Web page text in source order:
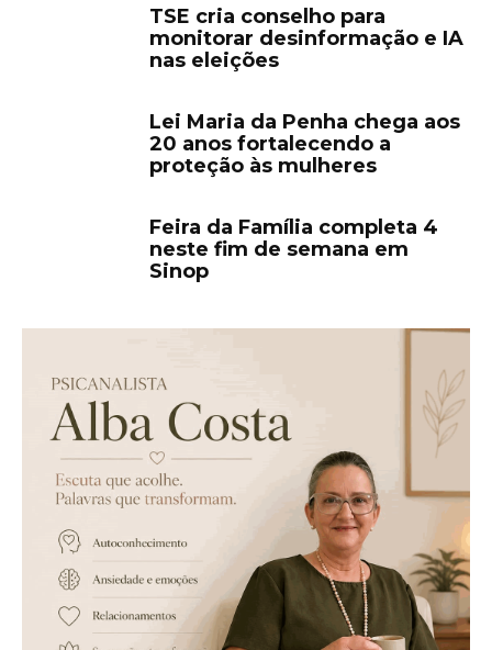
TSE cria conselho para
monitorar desinformação e IA
nas eleições
Lei Maria da Penha chega aos
20 anos fortalecendo a
proteção às mulheres
Feira da Família completa 4
neste fim de semana em
Sinop